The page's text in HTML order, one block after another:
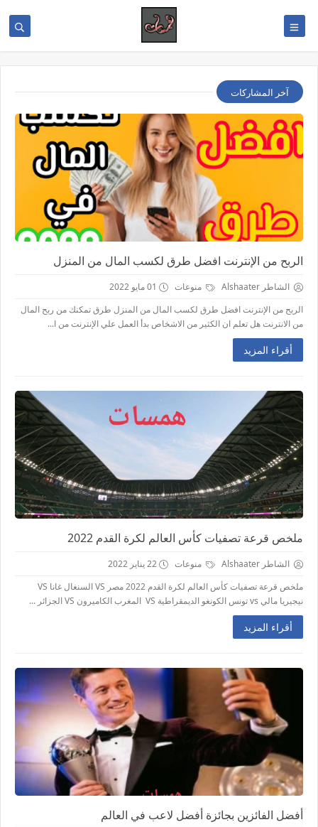
آخر المشاركات
الربح من الإنترنت افضل طرق لكسب المال من المنزل
الشاطر Alshaater منوعات
01 مايو 2022
الربح من الإنترنت افضل طرق لكسب المال من المنزل طرق تمكنك من ربح المال
من الانترنت هل تعلم ان الكثير من الاشخاص بدأ العمل علي الإنترنت من ا...
أقراء المزيد
ملخص قرعة تصفيات كأس العالم لكرة القدم 2022
الشاطر Alshaater منوعات
22 يناير 2022
ملخص قرعة تصفيات كأس العالم لكرة القدم 2022 مصر VS السنغال غانا VS
نيجيريا مالي vs تونس الكونغو الديمقراطية VS المغرب الكاميرون VS الجزائر ...
أقراء المزيد
أفضل الفائزين بجائزة أفضل لاعب في العالم